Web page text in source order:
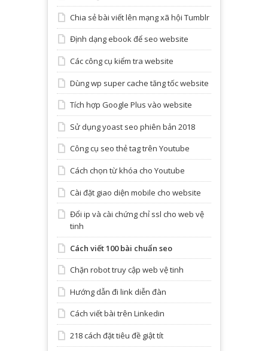
Chia sẻ bài viết lên mạng xã hội Tumblr
Định dạng ebook để seo website
Các công cụ kiểm tra website
Dùng wp super cache tăng tốc website
Tích hợp Google Plus vào website
Sử dụng yoast seo phiên bản 2018
Công cụ seo thẻ tag trên Youtube
Cách chọn từ khóa cho Youtube
Cài đặt giao diện mobile cho website
Đổi ip và cài chứng chỉ ssl cho web vệ
tinh
Cách viết 100 bài chuẩn seo
Chặn robot truy cập web vệ tinh
Hướng dẫn đi link diễn đàn
Cách viết bài trên Linkedin
218 cách đặt tiêu đề giật tít